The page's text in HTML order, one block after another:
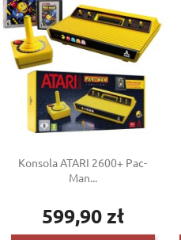
Konsola ATARI 2600+ Pac-
Man...
Cena
599,90 zł